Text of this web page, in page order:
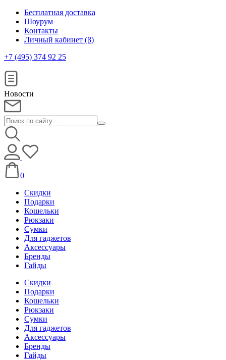
Бесплатная доставка
Шоурум
Контакты
Личный кабинет (β)
+7 (495) 374 92 25
Новости
0
Скидки
Подарки
Кошельки
Рюкзаки
Сумки
Для гаджетов
Аксессуары
Бренды
Гайды
Скидки
Подарки
Кошельки
Рюкзаки
Сумки
Для гаджетов
Аксессуары
Бренды
Гайды